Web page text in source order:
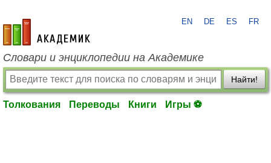
academic.ru
EN DE ES FR
Словари и энциклопедии на Академике
Найти!
Толкования Переводы Книги Игры ⚽